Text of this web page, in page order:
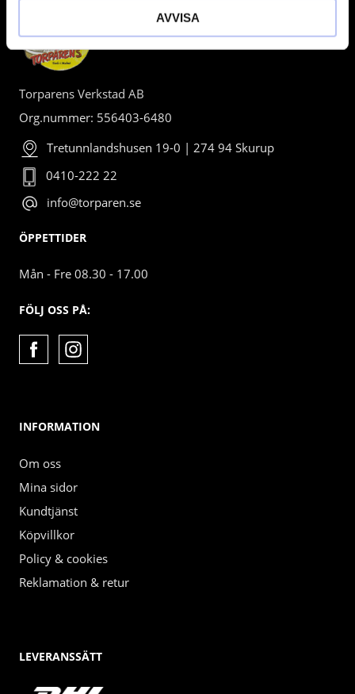
AVVISA
Torparens Verkstad AB
Org.nummer: 556403-6480
Tretunnlandshusen 19-0 | 274 94 Skurup
0410-222 22
info@torparen.se
ÖPPETTIDER
Mån - Fre 08.30 - 17.00
FÖLJ OSS PÅ:
INFORMATION
Om oss
Mina sidor
Kundtjänst
Köpvillkor
Policy & cookies
Reklamation & retur
LEVERANSSÄTT